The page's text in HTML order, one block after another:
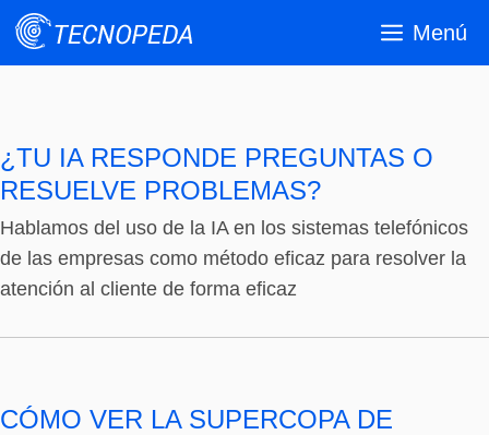
Saltar
Menú
¿TU IA RESPONDE PREGUNTAS O
RESUELVE PROBLEMAS?
Hablamos del uso de la IA en los sistemas telefónicos
de las empresas como método eficaz para resolver la
atención al cliente de forma eficaz
CÓMO VER LA SUPERCOPA DE